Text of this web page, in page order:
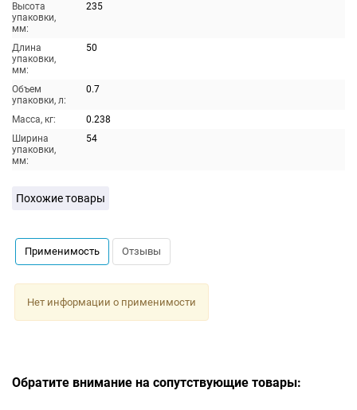
Высота
упаковки,
мм:
235
Длина
упаковки,
мм:
50
Объем
упаковки, л:
0.7
Масса, кг:
0.238
Ширина
упаковки,
мм:
54
Похожие товары
Применимость Отзывы
Нет информации о применимости
Обратите внимание на сопутствующие товары: